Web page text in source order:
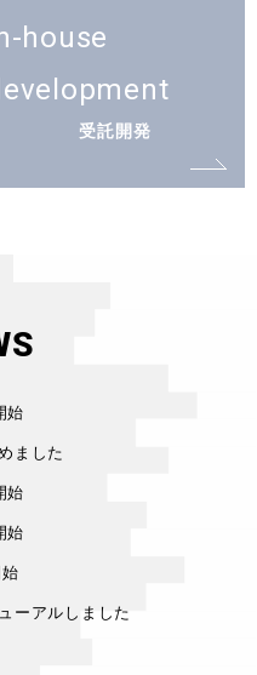
house
受託開発
始
ました
始
始
ーアルしました